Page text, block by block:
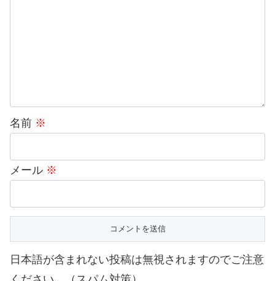
名前 ※
メール ※
日本語が含まれない投稿は無視されますのでご注意